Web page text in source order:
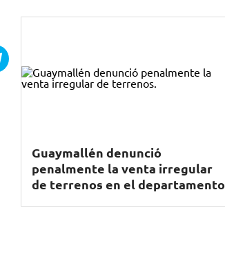
Guaymallén denunció
penalmente la venta irregular
de terrenos en el departamento